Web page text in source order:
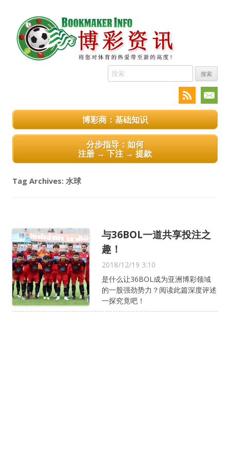
搜
索:
博彩商：基础知识
分步指导：如何
注册 → 下注 → 提款
Tag Archives: 水球
与36BOL一道共享投注之
趣！
2018/12/19 3:10
是什么让36BOL成为亚洲博彩领域
的一股强劲势力？阅读此篇深度评述
一探究竟吧！